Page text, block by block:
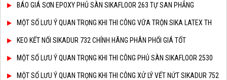
BÁO GIÁ SƠN EPOXY PHỦ SÀN SIKAFLOOR 263 TỰ SAN PHẲNG
MỘT SỐ LƯU Ý QUAN TRỌNG KHI THI CÔNG VỮA TRỘN SIKA LATEX TH
KEO KẾT NỐI SIKADUR 732 CHÍNH HÃNG PHÂN PHỐI GIÁ TỐT
MỘT SỐ LƯU Ý QUAN TRỌNG KHI THI CÔNG PHỦ SÀN SIKAFLOOR 2530
MỘT SỐ LƯU Ý QUAN TRỌNG KHI THI CÔNG XỬ LÝ VẾT NỨT SIKADUR 752